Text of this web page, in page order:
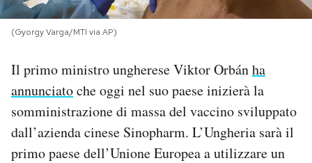
I MIEI PREFERITI
SHOP
CALENDARIO
AREA PERSONALE
(Gyorgy Varga/MTI via AP)
Il primo ministro ungherese Viktor Orbánha
annunciatoche oggi nel suo paese inizierà la
somministrazione di massa del vaccino sviluppato
dall’azienda cinese Sinopharm. L’Ungheria sarà il
primo paese dell’Unione Europea a utilizzare un